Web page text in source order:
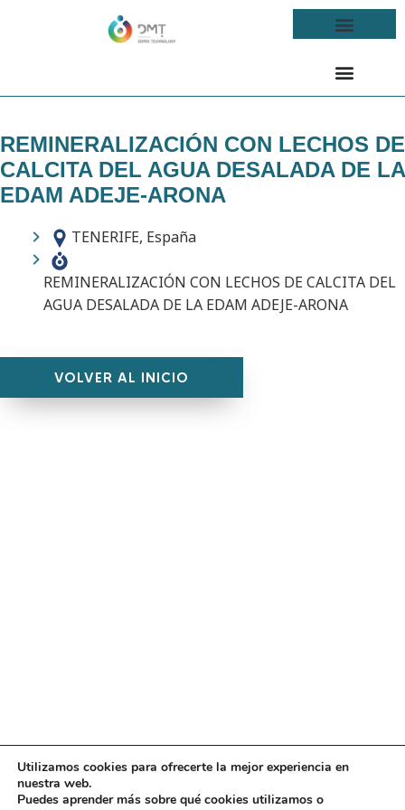
REMINERALIZACIÓN CON LECHOS DE
CALCITA DEL AGUA DESALADA DE LA
EDAM ADEJE-ARONA
TENERIFE, España
REMINERALIZACIÓN CON LECHOS DE CALCITA DEL
AGUA DESALADA DE LA EDAM ADEJE-ARONA
VOLVER AL INICIO
Diseñojuangmendez. Copyright © 2026DMT·Aviso
Legal|Política de privacidad
Utilizamos cookies para ofrecerte la mejor experiencia en
nuestra web.
Puedes aprender más sobre qué cookies utilizamos o